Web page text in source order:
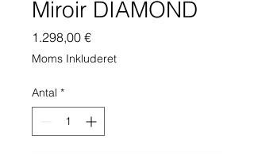
Miroir DIAMOND
1.298,00 €Pris
Moms Inkluderet
Antal *